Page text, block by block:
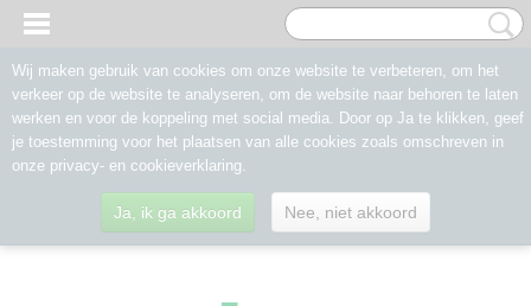
Wij maken gebruik van cookies om onze website te verbeteren, om het
verkeer op de website te analyseren, om de website naar behoren te laten
werken en voor de koppeling met social media. Door op Ja te klikken, geef
je toestemming voor het plaatsen van alle cookies zoals omschreven in
onze privacy- en cookieverklaring.
Ja, ik ga akkoord Nee, niet akkoord